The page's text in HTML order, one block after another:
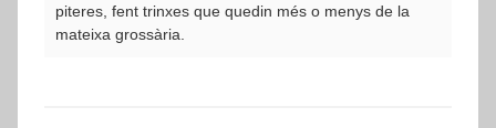
piteres, fent trinxes que quedin més o menys de la
mateixa grossària.